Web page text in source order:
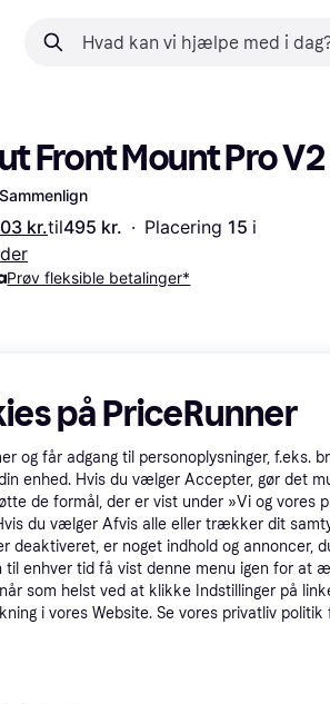
Front Mount Pro V2
Sammenlign
kr.til495 kr. · Placering 15 i
Prøv fleksible betalinger*
på PriceRunner
og får adgang til personoplysninger, f.eks.
enhed. Hvis du vælger Accepter, gør det
de formål, der er vist under »Vi og vores
du vælger Afvis alle eller trækker dit
deaktiveret, er noget indhold og annoncer,
til enhver tid få vist denne menu igen for at
som helst ved at klikke Indstillinger på
i vores Website. Se vores privatliv